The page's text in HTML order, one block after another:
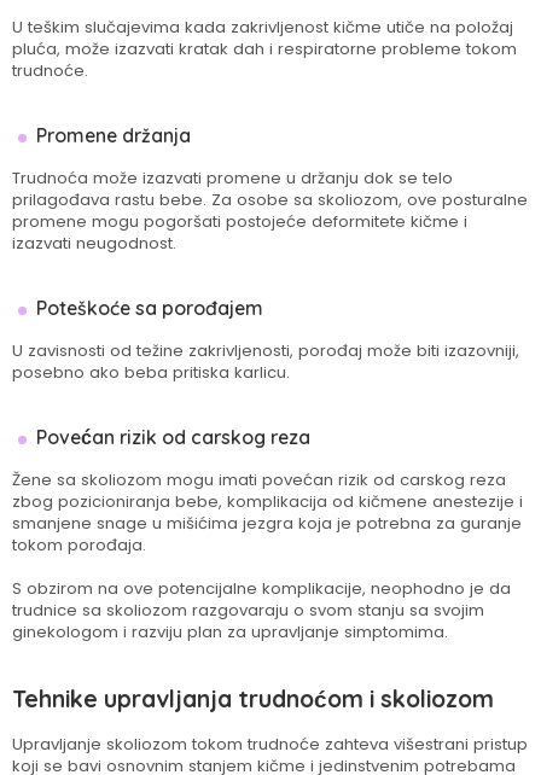
U teškim slučajevima kada zakrivljenost kičme utiče na položaj
pluća, može izazvati kratak dah i respiratorne probleme tokom
trudnoće.
Promene držanja
Trudnoća može izazvati promene u držanju dok se telo
prilagođava rastu bebe. Za osobe sa skoliozom, ove posturalne
promene mogu pogoršati postojeće deformitete kičme i
izazvati neugodnost.
Poteškoće sa porođajem
U zavisnosti od težine zakrivljenosti, porođaj može biti izazovniji,
posebno ako beba pritiska karlicu.
Povećan rizik od carskog reza
Žene sa skoliozom mogu imati povećan rizik od carskog reza
zbog pozicioniranja bebe, komplikacija od kičmene anestezije i
smanjene snage u mišićima jezgra koja je potrebna za guranje
tokom porođaja.
S obzirom na ove potencijalne komplikacije, neophodno je da
trudnice sa skoliozom razgovaraju o svom stanju sa svojim
ginekologom i razviju plan za upravljanje simptomima.
Tehnike upravljanja trudnoćom i skoliozom
Upravljanje skoliozom tokom trudnoće zahteva višestrani pristup
koji se bavi osnovnim stanjem kičme i jedinstvenim potrebama